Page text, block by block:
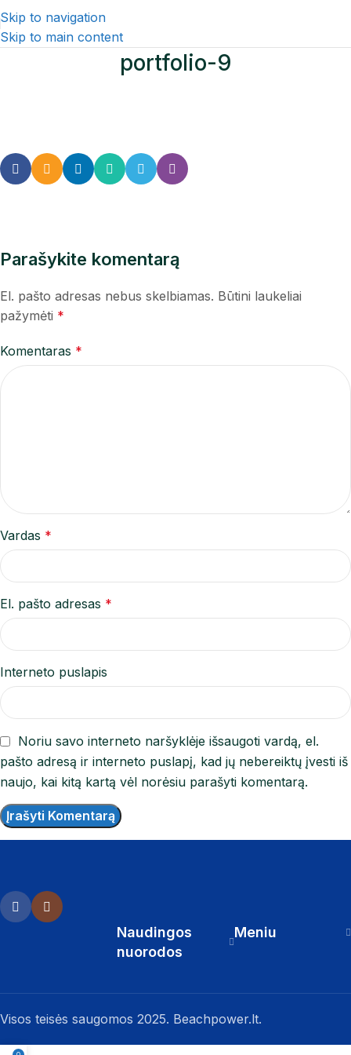
Skip to navigation
Skip to main content
portfolio-9
Parašykite komentarą
El. pašto adresas nebus skelbiamas. Būtini laukeliai
pažymėti *
Komentaras *
Vardas *
El. pašto adresas *
Interneto puslapis
Noriu savo interneto naršyklėje išsaugoti vardą, el.
pašto adresą ir interneto puslapį, kad jų nebereiktų įvesti iš
naujo, kai kitą kartą vėl norėsiu parašyti komentarą.
Naudingos
nuorodos
Meniu
Visos teisės saugomos 2025. Beachpower.lt.